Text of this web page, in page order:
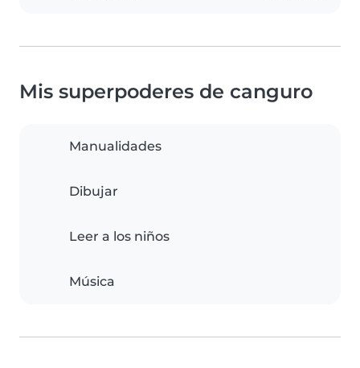
Mis superpoderes de canguro
Manualidades
Dibujar
Leer a los niños
Música